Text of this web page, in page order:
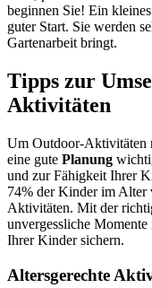
beginnen Sie! Ein
guter Start. Sie werden
Gartenarbeit bringt.
Tipps zur
Aktivitäten
Um Outdoor-Aktivitäten
eine gute Planung
und zur Fähigkeit Ihrer
74% der Kinder im Alter
Aktivitäten. Mit der
unvergessliche
Ihrer Kinder sichern.
Altersgerechte